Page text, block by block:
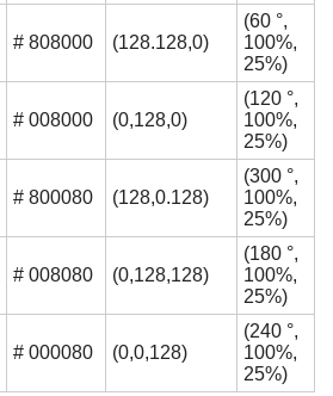
# 808000 (128.128,0)
(60 °,
100%,
25%)
# 008000 (0,128,0)
(120 °,
100%,
25%)
# 800080 (128,0.128)
(300 °,
100%,
25%)
# 008080 (0,128,128)
(180 °,
100%,
25%)
# 000080 (0,0,128)
(240 °,
100%,
25%)